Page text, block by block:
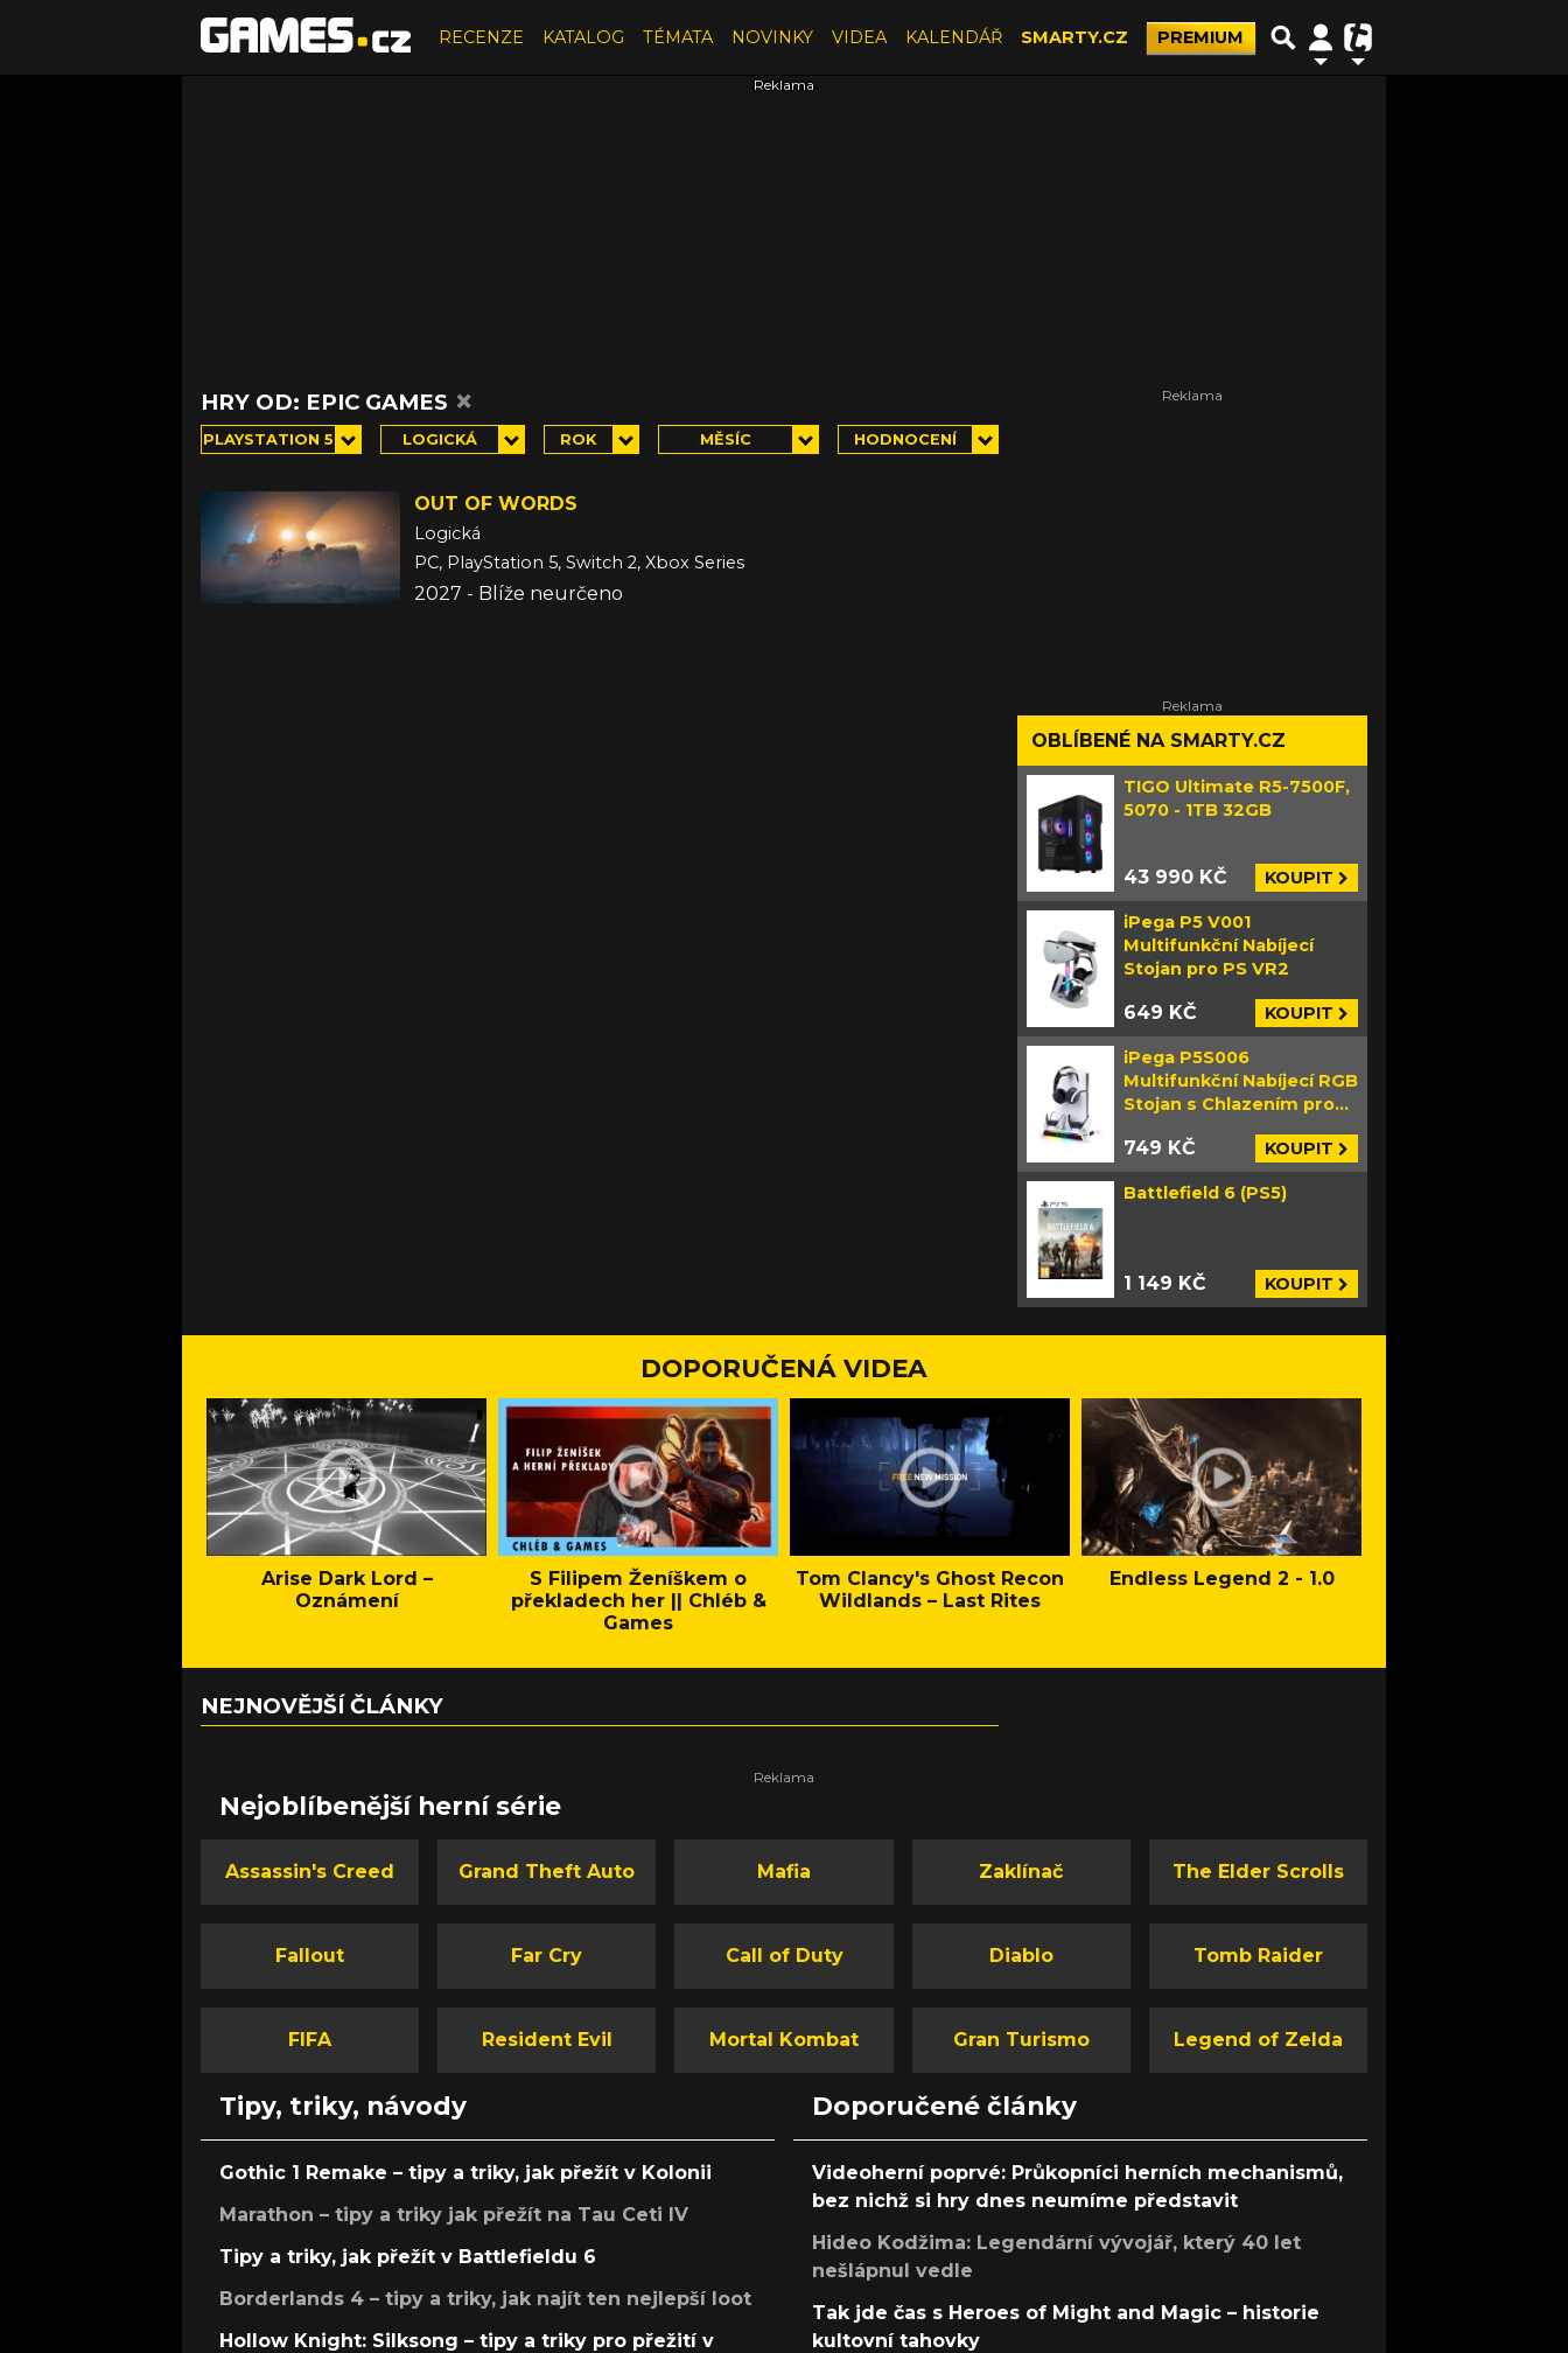
RECENZE KATALOG TÉMATA NOVINKY VIDEA KALENDÁŘ SMARTY.CZ PREMIUM
HRY OD: EPIC GAMES ×
PLAYSTATION 5 LOGICKÁ ROK MĚSÍC HODNOCENÍ
OUT OF WORDS
Logická
PC, PlayStation 5, Switch 2, Xbox Series
2027 - Blíže neurčeno
OBLÍBENÉ NA SMARTY.CZ
TIGO Ultimate R5-7500F,
5070 - 1TB 32GB
43 990 KČ KOUPIT
iPega P5 V001
Multifunkční Nabíjecí
Stojan pro PS VR2
649 KČ KOUPIT
iPega P5S006
Multifunkční Nabíjecí RGB
Stojan s Chlazením pro
749 KČ KOUPIT
Battlefield 6 (PS5)
1 149 KČ KOUPIT
DOPORUČENÁ VIDEA
Arise Dark Lord –
Oznámení
S Filipem Ženíškem o
překladech her || Chléb &
Games
Tom Clancy's Ghost Recon
Wildlands – Last Rites
Endless Legend 2 - 1.0
NEJNOVĚJŠÍ ČLÁNKY
Nejoblíbenější herní série
Assassin's Creed Grand Theft Auto Mafia Zaklínač The Elder Scrolls
Fallout Far Cry Call of Duty Diablo Tomb Raider
FIFA Resident Evil Mortal Kombat Gran Turismo Legend of Zelda
Tipy, triky, návody
Gothic 1 Remake – tipy a triky, jak přežít v Kolonii
Marathon – tipy a triky jak přežít na Tau Ceti IV
Tipy a triky, jak přežít v Battlefieldu 6
Borderlands 4 – tipy a triky, jak najít ten nejlepší loot
Hollow Knight: Silksong – tipy a triky pro přežití v
Doporučené články
Videoherní poprvé: Průkopníci herních mechanismů,
bez nichž si hry dnes neumíme představit
Hideo Kodžima: Legendární vývojář, který 40 let
nešlápnul vedle
Tak jde čas s Heroes of Might and Magic – historie
kultovní tahovky